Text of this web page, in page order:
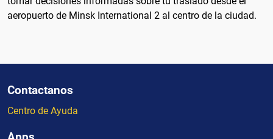
aeropuerto de Minsk International 2 al centro de la ciudad.
Contactanos
Centro de Ayuda